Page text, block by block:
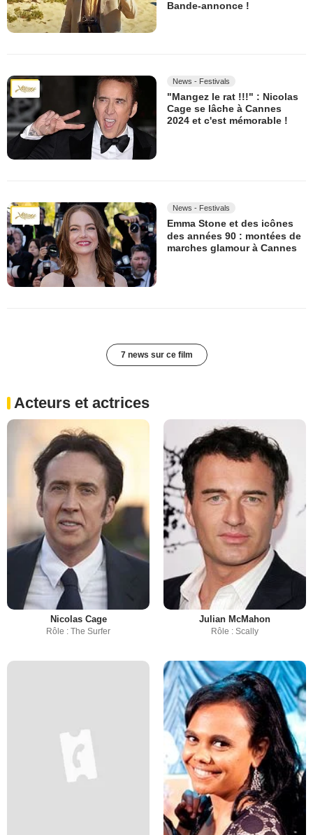
Bande-annonce !
News - Festivals
"Mangez le rat !!!" : Nicolas
Cage se lâche à Cannes
2024 et c'est mémorable !
News - Festivals
Emma Stone et des icônes
des années 90 : montées de
marches glamour à Cannes
7 news sur ce film
Acteurs et actrices
Nicolas Cage
Rôle : The Surfer
Julian McMahon
Rôle : Scally